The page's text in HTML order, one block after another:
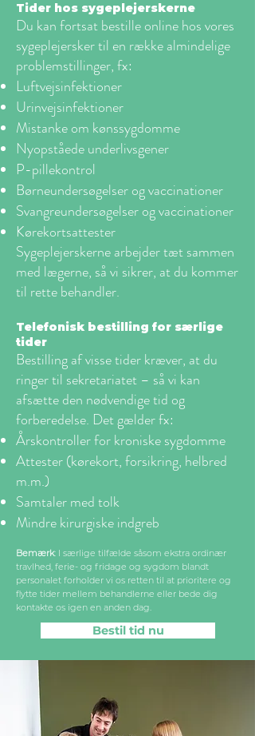
Tider hos sygeplejerskerne
Du kan fortsat bestille online hos vores
sygeplejersker til en række almindelige
problemstillinger, fx:
Luftvejsinfektioner
Urinvejsinfektioner
Mistanke om kønssygdomme
Nyopståede underlivsgener
P-pillekontrol
Børneundersøgelser og vaccinationer
Svangreundersøgelser og vaccinationer
Kørekortsattester
Sygeplejerskerne arbejder tæt sammen
med lægerne, så vi sikrer, at du kommer
til rette behandler.
Telefonisk bestilling for særlige
tider
Bestilling af visse tider kræver, at du
ringer til sekretariatet – så vi kan
afsætte den nødvendige tid og
forberedelse. Det gælder fx:
Årskontroller for kroniske sygdomme
Attester (kørekort, forsikring, helbred
m.m.)
Samtaler med tolk
Mindre kirurgiske indgreb
Bemærk: I særlige tilfælde såsom ekstra ordinær
travlhed, ferie- og fridage og sygdom blandt
personalet forholder vi os retten til at prioritere og
flytte tider mellem behandlerne eller bede dig
kontakte os igen en anden dag.
Bestil tid nu